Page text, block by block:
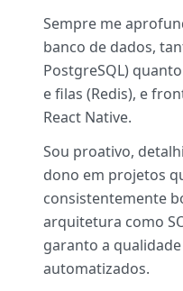
Sempre me
banco de dados,
PostgreSQL)
e filas (Redis), e
React Native.
Sou proativo,
dono em projetos
consistentemente
arquitetura como
garanto a
automatizados.